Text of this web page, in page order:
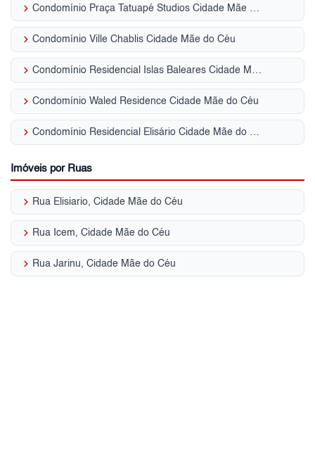
keyboard_arrow_right Condomínio Praça Tatuapé Studios Cidade Mãe do Céu
keyboard_arrow_right Condomínio Ville Chablis Cidade Mãe do Céu
keyboard_arrow_right Condomínio Residencial Islas Baleares Cidade Mãe do Céu
keyboard_arrow_right Condomínio Waled Residence Cidade Mãe do Céu
keyboard_arrow_right Condomínio Residencial Elisário Cidade Mãe do Céu
Imóveis por Ruas
keyboard_arrow_right Rua Elisiario, Cidade Mãe do Céu
keyboard_arrow_right Rua Icem, Cidade Mãe do Céu
keyboard_arrow_right Rua Jarinu, Cidade Mãe do Céu